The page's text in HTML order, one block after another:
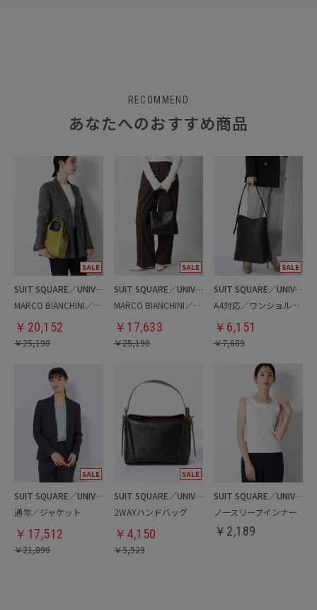
RECOMMEND
あなたへのおすすめ商品
SUIT SQUARE／UNIVERSAL LANGUAGE／WHITE
MARCO BIANCHINI／ミニトートバッグ
￥ 20,152
￥25,190
SUIT SQUARE／UNIVERSAL LANGUAGE／WHITE
MARCO BIANCHINI／ハンドバッグ
￥ 17,633
￥25,190
SUIT SQUARE／UNIVERSAL LANGUAGE／WHITE
A4対応／ワンショルダーバッグ
￥ 6,151
￥7,689
SUIT SQUARE／UNIVERSAL LANGUAGE／WHITE
通年／ジャケット
￥ 17,512
￥21,890
SUIT SQUARE／UNIVERSAL LANGUAGE／WHITE
2WAYハンドバッグ
￥ 4,150
￥5,929
SUIT SQUARE／UNIVERSAL LANGUAGE／WHITE
ノースリーブインナー
￥ 2,189